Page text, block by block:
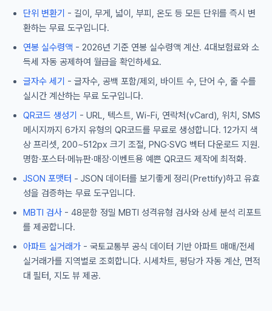
단위 변환기 - 길이, 무게, 넓이, 부피, 온도 등 모든 단위를 즉시 변
환하는 무료 도구입니다.
연봉 실수령액 - 2026년 기준 연봉 실수령액 계산. 4대보험료와 소
득세 자동 공제하여 월급을 확인하세요.
글자수 세기 - 글자수, 공백 포함/제외, 바이트 수, 단어 수, 줄 수를
실시간 계산하는 무료 도구입니다.
QR코드 생성기 - URL, 텍스트, Wi-Fi, 연락처(vCard), 위치, SMS
메시지까지 6가지 유형의 QR코드를 무료로 생성합니다. 12가지 색
상 프리셋, 200~512px 크기 조절, PNG·SVG 벡터 다운로드 지원.
명함·포스터·메뉴판·매장·이벤트용 예쁜 QR코드 제작에 최적화.
JSON 포맷터 - JSON 데이터를 보기좋게 정리(Prettify)하고 유효
성을 검증하는 무료 도구입니다.
MBTI 검사 - 48문항 정밀 MBTI 성격유형 검사와 상세 분석 리포트
를 제공합니다.
아파트 실거래가 - 국토교통부 공식 데이터 기반 아파트 매매/전세
실거래가를 지역별로 조회합니다. 시세차트, 평당가 자동 계산, 면적
대 필터, 지도 뷰 제공.